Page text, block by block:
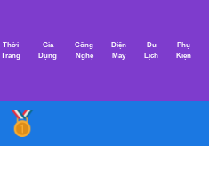
nội
Thời
Trang
Gia
Dụng
Công
Nghệ
Điện
Máy
Du
Lịch
Phụ
Kiện